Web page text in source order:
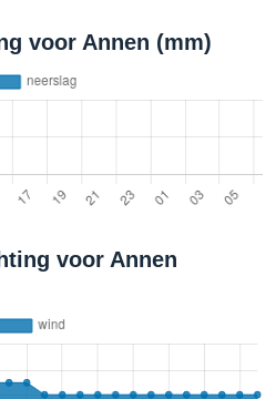
voor Annen (mm)
voor Annen